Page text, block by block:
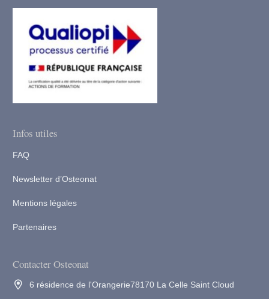
Infos utiles
FAQ
Newsletter d’Osteonat
Mentions légales
Partenaires
Contacter Osteonat
6 résidence de l'Orangerie78170 La Celle Saint Cloud